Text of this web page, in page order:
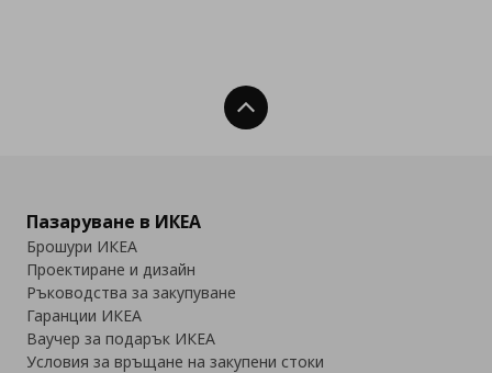
Нагоре
Пазаруване в ИКЕА
Брошури ИКЕА
Проектиране и дизайн
Ръководства за закупуване
Гаранции ИКЕА
Ваучер за подарък ИКЕА
Условия за връщане на закупени стоки